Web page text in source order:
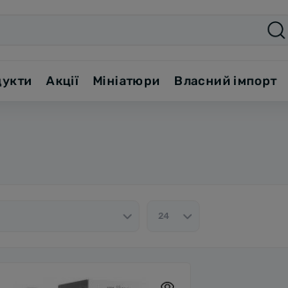
Акції Мініатюри Власний імпорт